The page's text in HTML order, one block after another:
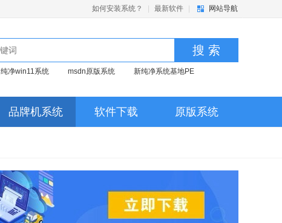
如何安装系统？ 最新软件 网站导航
搜 索
纯净win11系统 msdn原版系统 新纯净系统基地PE
品牌机系统 软件下载 原版系统